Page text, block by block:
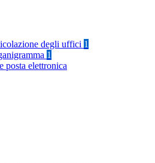
degli uffici 1
1
posta elettronica